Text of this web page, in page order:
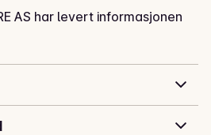
AS har levert informasjonen